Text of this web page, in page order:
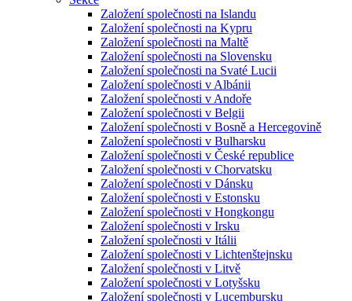
Založení společnosti na Islandu
Založení společnosti na Kypru
Založení společnosti na Maltě
Založení společnosti na Slovensku
Založení společnosti na Svaté Lucii
Založení společnosti v Albánii
Založení společnosti v Andoře
Založení společnosti v Belgii
Založení společnosti v Bosně a Hercegovině
Založení společnosti v Bulharsku
Založení společnosti v České republice
Založení společnosti v Chorvatsku
Založení společnosti v Dánsku
Založení společnosti v Estonsku
Založení společnosti v Hongkongu
Založení společnosti v Irsku
Založení společnosti v Itálii
Založení společnosti v Lichtenštejnsku
Založení společnosti v Litvě
Založení společnosti v Lotyšsku
Založení společnosti v Lucembursku